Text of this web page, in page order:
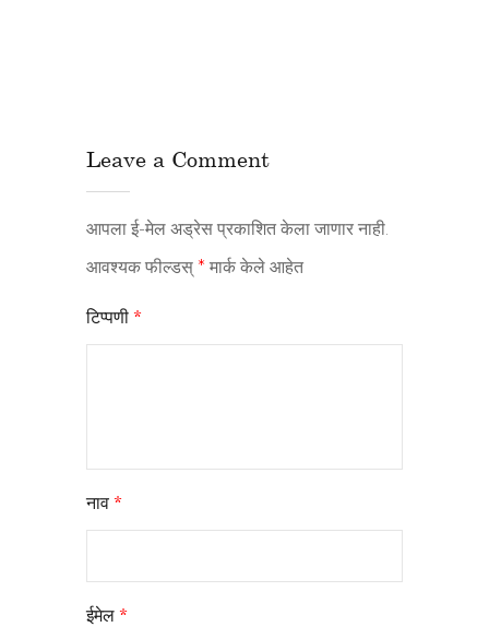
Leave a Comment
आपला ई-मेल अड्रेस प्रकाशित केला जाणार नाही.
आवश्यक फील्डस् * मार्क केले आहेत
टिप्पणी *
नाव *
ईमेल *